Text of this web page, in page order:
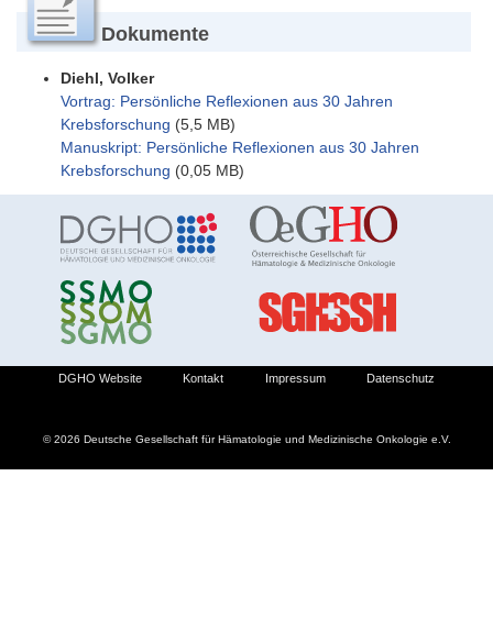
Dokumente
Diehl, Volker
Vortrag: Persönliche Reflexionen aus 30 Jahren
Krebsforschung (5,5 MB)
Manuskript: Persönliche Reflexionen aus 30 Jahren
Krebsforschung (0,05 MB)
© 2026 Deutsche Gesellschaft für Hämatologie und Medizinische Onkologie e.V.
DGHO Website Kontakt Impressum Datenschutz